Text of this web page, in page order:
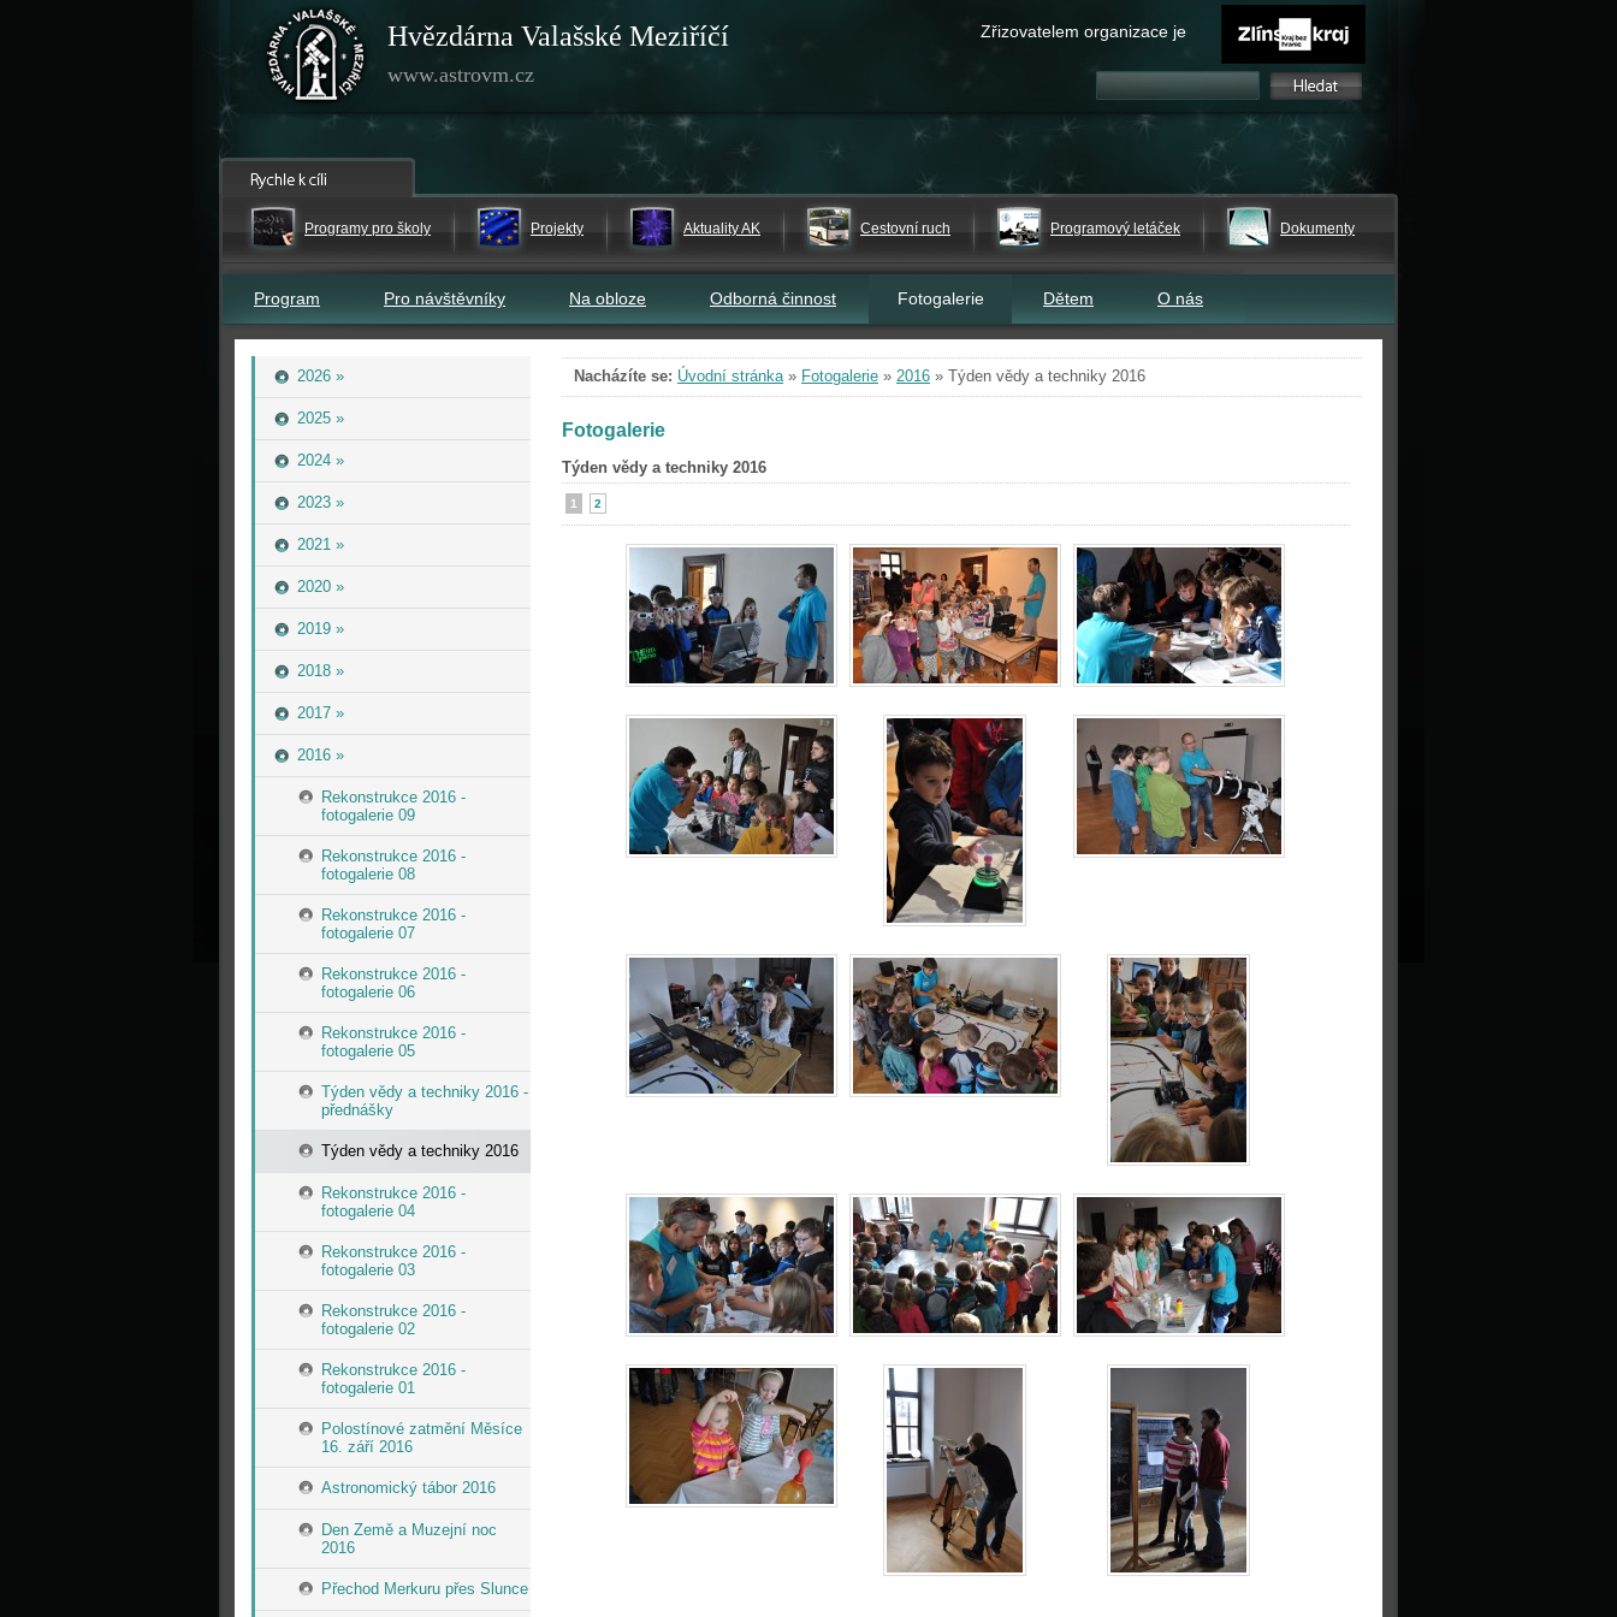
Hvězdárna Valašské Meziříčí
www.astrovm.cz
Zřizovatelem organizace je
Programy pro školy Projekty Aktuality AK Cestovní ruch Programový letáček Dokumenty
Program Pro návštěvníky Na obloze Odborná činnost Fotogalerie Dětem O nás
2026 »
2025 »
2024 »
2023 »
2021 »
2020 »
2019 »
2018 »
2017 »
2016 »
Rekonstrukce 2016 -
fotogalerie 09
Rekonstrukce 2016 -
fotogalerie 08
Rekonstrukce 2016 -
fotogalerie 07
Rekonstrukce 2016 -
fotogalerie 06
Rekonstrukce 2016 -
fotogalerie 05
Týden vědy a techniky 2016 -
přednášky
Týden vědy a techniky 2016
Rekonstrukce 2016 -
fotogalerie 04
Rekonstrukce 2016 -
fotogalerie 03
Rekonstrukce 2016 -
fotogalerie 02
Rekonstrukce 2016 -
fotogalerie 01
Polostínové zatmění Měsíce
16. září 2016
Astronomický tábor 2016
Den Země a Muzejní noc
2016
Přechod Merkuru přes Slunce
Nacházíte se: Úvodní stránka» Fotogalerie » 2016 » Týden vědy a techniky 2016
Fotogalerie
Týden vědy a techniky 2016
1 2